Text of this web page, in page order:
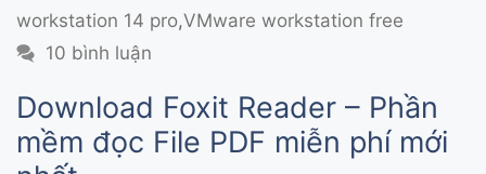
workstation 14 pro,VMware workstation free
10 bình luận
Download Foxit Reader – Phần
mềm đọc File PDF miễn phí mới